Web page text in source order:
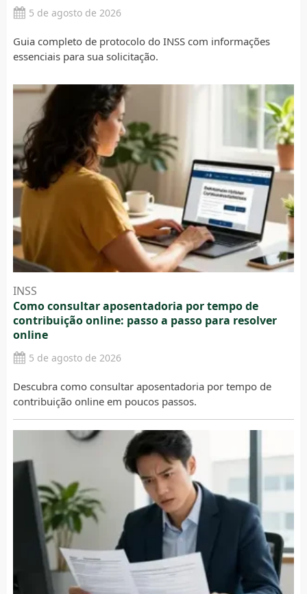
5 de agosto de 2026
Guia completo de protocolo do INSS com informações
essenciais para sua solicitação.
INSS
Como consultar aposentadoria por tempo de
contribuição online: passo a passo para resolver
online
5 de agosto de 2026
Descubra como consultar aposentadoria por tempo de
contribuição online em poucos passos.